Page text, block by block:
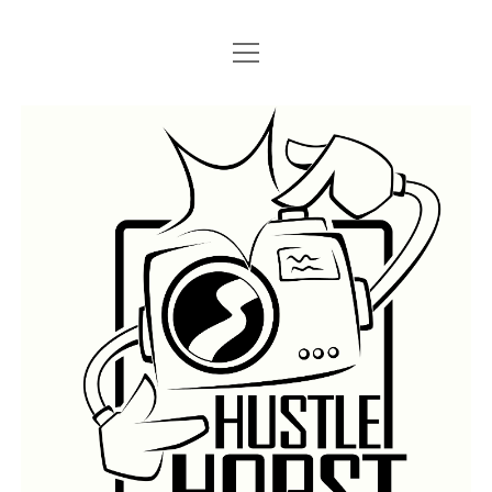
STARTSEITE
BERLIN GRAFFITI
Menü
öffnen
BERLIN BOMBINGS
BERLIN SUBWAY
BERLIN S-BAHN
TRAINS
LEGAL WALLS
HOTTER FRAGT…
ROSTOCK
REGIO
GÜTER
ATHENS GRAFFITI Menü
öffnen
ATHENS TRAINS
Menü
öffnen
Hustlehorst